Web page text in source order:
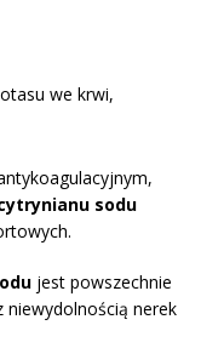
we krwi,
sodu
jest powszechnie
niewydolnością nerek